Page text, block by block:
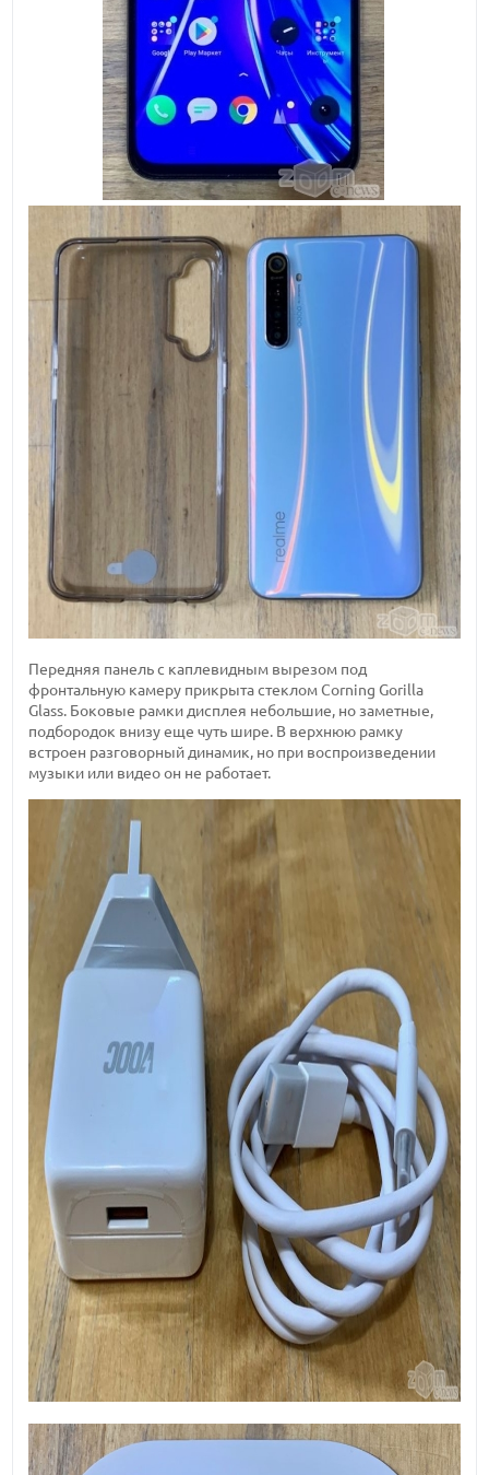
Передняя панель с каплевидным вырезом под
фронтальную камеру прикрыта стеклом Corning Gorillа
Glass. Боковые рамки дисплея небольшие, но заметные,
подбородок внизу еще чуть шире. В верхнюю рамку
встроен разговорный динамик, но при воспроизведении
музыки или видео он не работает.